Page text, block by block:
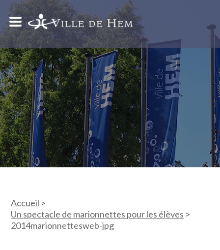
Accueil >
Un spectacle de marionnettes pour les élèves >
2014marionnettesweb-jpg